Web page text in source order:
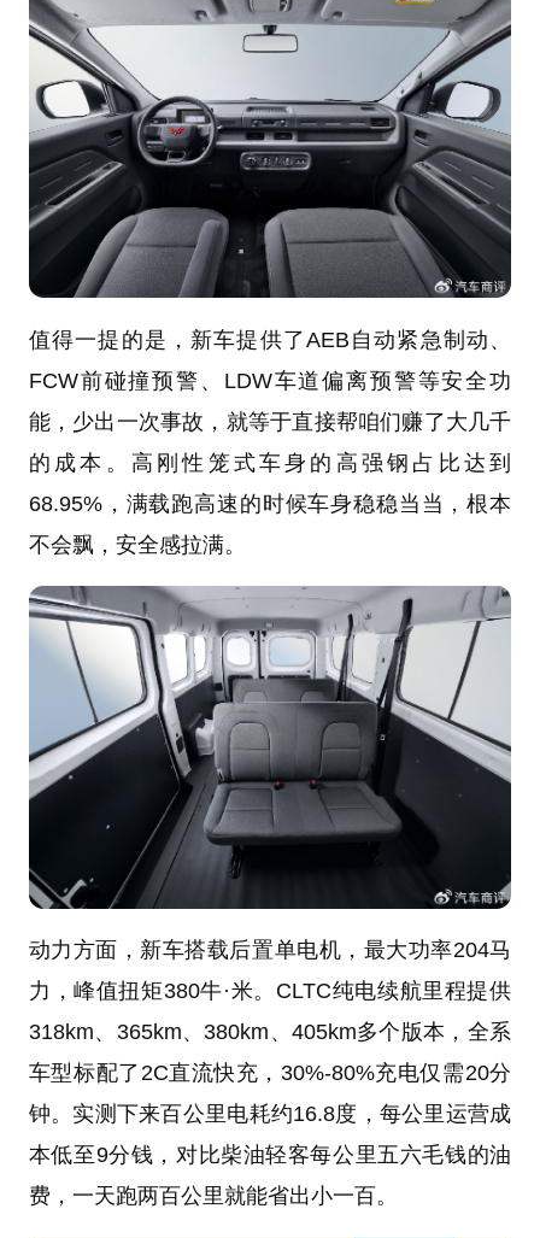
值得一提的是，新车提供了AEB自动紧急制动、
FCW前碰撞预警、LDW车道偏离预警等安全功
能，少出一次事故，就等于直接帮咱们赚了大几千
的成本。高刚性笼式车身的高强钢占比达到
68.95%，满载跑高速的时候车身稳稳当当，根本
不会飘，安全感拉满。
动力方面，新车搭载后置单电机，最大功率204马
力，峰值扭矩380牛·米。CLTC纯电续航里程提供
318km、365km、380km、405km多个版本，全系
车型标配了2C直流快充，30%-80%充电仅需20分
钟。实测下来百公里电耗约16.8度，每公里运营成
本低至9分钱，对比柴油轻客每公里五六毛钱的油
费，一天跑两百公里就能省出小一百。